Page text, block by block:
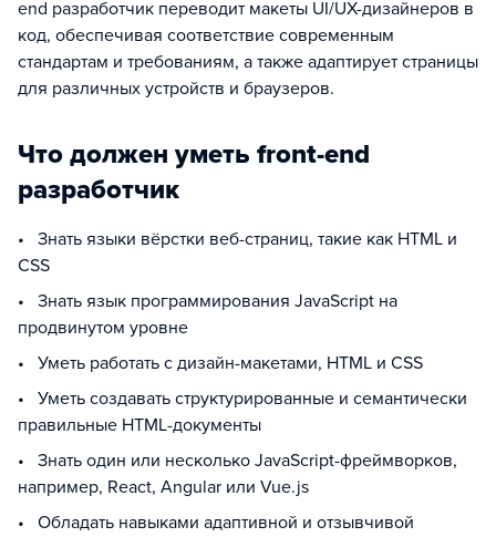
end разработчик переводит макеты UI/UX-дизайнеров в
код, обеспечивая соответствие современным
стандартам и требованиям, а также адаптирует страницы
для различных устройств и браузеров.
Что должен уметь front-end
разработчик
• Знать языки вёрстки веб-страниц, такие как HTML и
CSS
• Знать язык программирования JavaScript на
продвинутом уровне
• Уметь работать с дизайн-макетами, HTML и CSS
• Уметь создавать структурированные и семантически
правильные HTML-документы
• Знать один или несколько JavaScript-фреймворков,
например, React, Angular или Vue.js
• Обладать навыками адаптивной и отзывчивой